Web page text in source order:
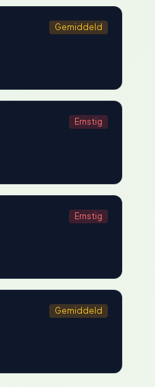
Gemiddeld
Ernstig
Ernstig
Gemiddeld